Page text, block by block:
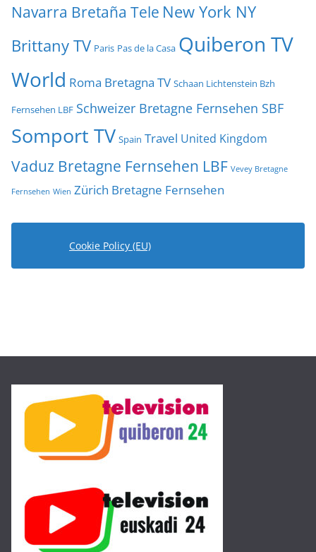
Navarra Bretaña Tele New York NY
Brittany TV Paris Pas de la Casa Quiberon TV
World Roma Bretagna TV Schaan Lichtenstein Bzh
Fernsehen LBF Schweizer Bretagne Fernsehen SBF
Somport TV Spain Travel United Kingdom
Vaduz Bretagne Fernsehen LBF Vevey Bretagne
Fernsehen Wien Zürich Bretagne Fernsehen
Cookie Policy (EU)